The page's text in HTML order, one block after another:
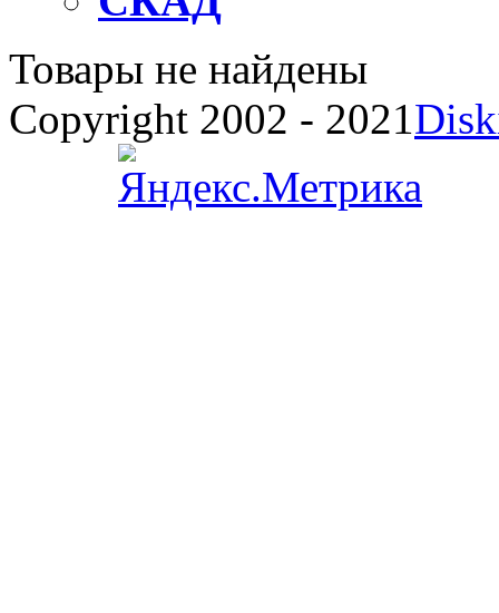
Товары не найдены
Copyright 2002 - 2021